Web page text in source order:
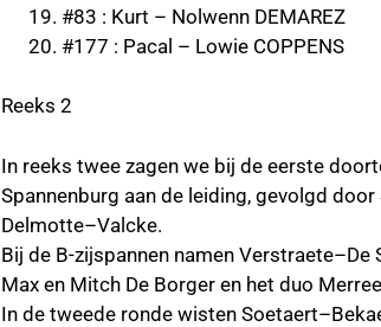
#83 : Kurt – Nolwenn DEMAREZ
#177 : Pacal – Lowie COPPENS
Reeks 2
In reeks twee zagen we bij de eerste
Spannenburg aan de leiding, gevolgd
Delmotte–Valcke.
Bij de B-zijspannen namen
Max en Mitch De Borger en het duo
In de tweede ronde wisten